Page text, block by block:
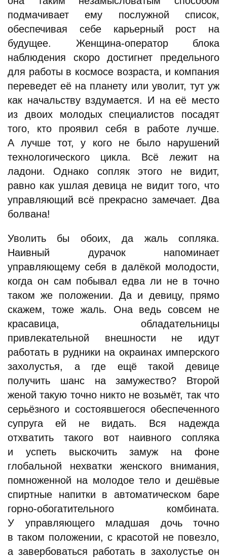
подмачивает ему послужной список,
обеспечивая себе карьерный рост на
будущее. Женщина-оператор блока
наблюдения скоро достигнет предельного
для работы в космосе возраста, и компания
переведет её на планету или уволит, тут уж
как начальству вздумается. И на её место
из двоих молодых специалистов посадят
того, кто проявил себя в работе лучше.
А лучше тот, у кого не было нарушений
технологического цикла. Всё лежит на
ладони. Однако сопляк этого не видит,
равно как ушлая девица не видит того, что
управляющий всё прекрасно замечает. Два
болвана!
Уволить бы обоих, да жаль сопляка.
Наивный дурачок напоминает
управляющему себя в далёкой молодости,
когда он сам побывал едва ли не в точно
таком же положении. Да и девицу, прямо
скажем, тоже жаль. Она ведь совсем не
красавица, обладательницы
привлекательной внешности не идут
работать в рудники на окраинах имперского
захолустья, а где ещё такой девице
получить шанс на замужество? Второй
женой такую точно никто не возьмёт, так что
серьёзного и состоявшегося обеспеченного
супруга ей не видать. Вся надежда
отхватить такого вот наивного сопляка
и успеть выскочить замуж на фоне
глобальной нехватки женского внимания,
помноженной на молодое тело и дешёвые
спиртные напитки в автоматическом баре
горно-обогатительного комбината.
У управляющего младшая дочь точно
в таком положении, с красотой не повезло,
а завербоваться работать в захолустье он